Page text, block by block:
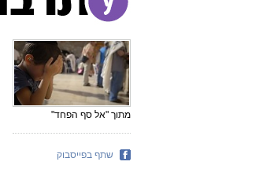
מתוך "אל סף הפחד"
שתף בפייסבוק